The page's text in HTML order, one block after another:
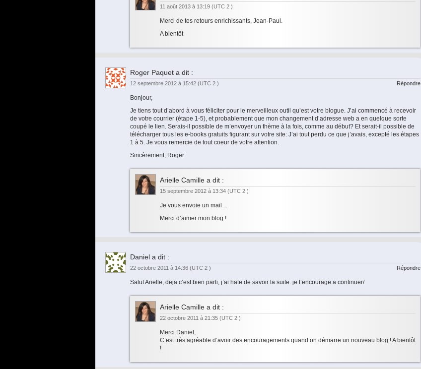
11 août 2013 à 13:19 (UTC 2 )
Merci de tes retours enrichissants, Jean-Paul.
A bientôt
Roger Paquet a dit :
12 septembre 2012 à 15:42 (UTC 2 ) Répondre
Bonjour,
Je tiens tout d’abord à vous féliciter pour le merveilleux outil qu’est votre blogue. J’ai commencé à recevoir
de votre courrier (étape 1-5), et probablement que mon changement d’adresse web a en quelque sorte
coupé le lien. Serais-il possible de m’envoyer un thème à la fois, comme au début? Et serait-il possible de
télécharger tous les e-books gratuits figurant sur votre site: J’ai tout perdu ce que j’avais, excepté les étapes
1 à 5. Je vous remercie de tout coeur de votre attention.
Sincèrement, Roger
Arielle Camille a dit :
15 septembre 2012 à 13:34 (UTC 2 )
Je vous envoie un mail…
Merci d’aimer mon blog !
Daniel a dit :
22 octobre 2011 à 14:36 (UTC 2 ) Répondre
Salut Arielle, deja c’est bien parti, j’ai hate de savoir la suite. je t’encourage a continuer/
Arielle Camille a dit :
22 octobre 2011 à 21:35 (UTC 2 )
Merci Daniel,
C’est très agréable d’avoir des encouragements quand on démarre un nouveau blog ! A bientôt
!